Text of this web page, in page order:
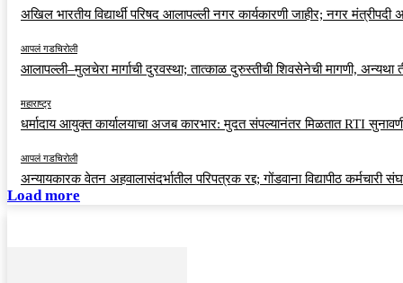
अखिल भारतीय विद्यार्थी परिषद आलापल्ली नगर कार्यकारणी जाहीर; नगर
आपलं गडचिरोली
आलापल्ली–मुलचेरा मार्गाची दुरवस्था; तात्काळ दुरुस्तीची शिवसेनेची मागणी, अन्यथा
महाराष्ट्र
धर्मादाय आयुक्त कार्यालयाचा अजब कारभार: मुदत संपल्यानंतर मिळतात RTI
आपलं गडचिरोली
अन्यायकारक वेतन अहवालासंदर्भातील परिपत्रक रद्द; गोंडवाना विद्यापीठ
Load more